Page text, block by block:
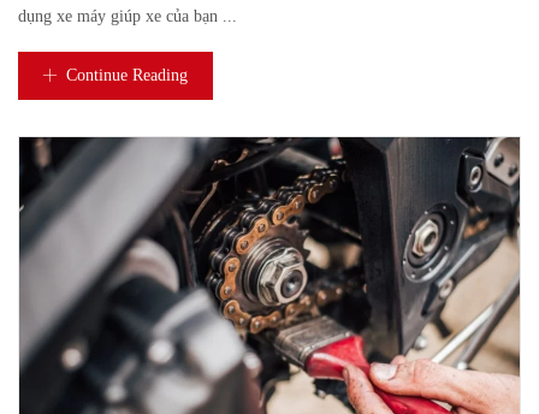
dụng xe máy giúp xe của bạn ...
Continue Reading